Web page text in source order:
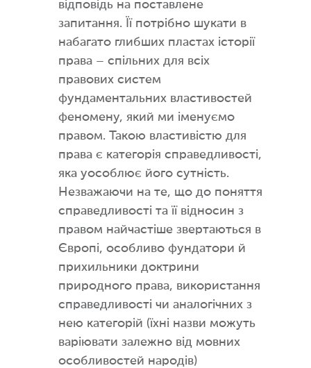
відповідь на поставлене
запитання. Її потрібно шукати в
набагато глибших пластах історії
права – спільних для всіх
правових систем
фундаментальних властивостей
феномену, який ми іменуємо
правом. Такою властивістю для
права є категорія справедливості,
яка уособлює його сутність.
Незважаючи на те, що до поняття
справедливості та її відносин з
правом найчастіше звертаються в
Європі, особливо фундатори й
прихильники доктрини
природного права, використання
справедливості чи аналогічних з
нею категорій (їхні назви можуть
варіювати залежно від мовних
особливостей народів)